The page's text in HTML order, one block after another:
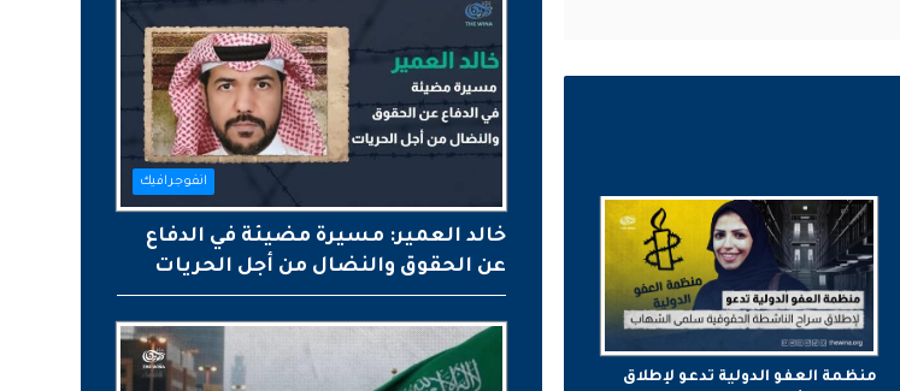
منظمة العفو الدولية تدعو لإطلاق
انفوجرافيك
خالد العمير: مسيرة مضيئة في الدفاع
عن الحقوق والنضال من أجل الحريات